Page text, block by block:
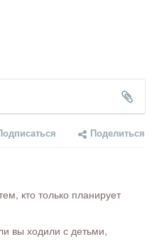
Поделиться
кто только планирует
вы ходили с детьми,